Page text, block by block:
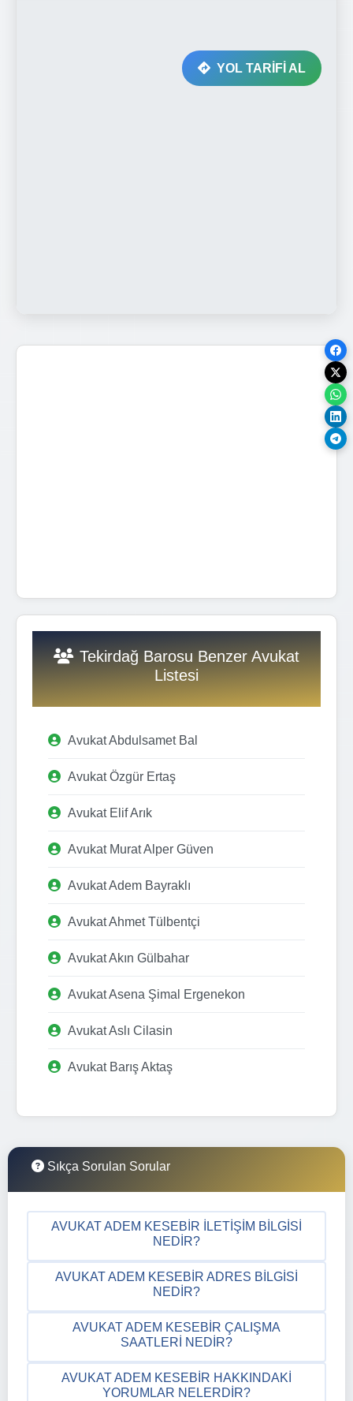
YOL TARİFİ AL
Tekirdağ Barosu Benzer Avukat
Listesi
Avukat Abdulsamet Bal
Avukat Özgür Ertaş
Avukat Elif Arık
Avukat Murat Alper Güven
Avukat Adem Bayraklı
Avukat Ahmet Tülbentçi
Avukat Akın Gülbahar
Avukat Asena Şimal Ergenekon
Avukat Aslı Cilasin
Avukat Barış Aktaş
Sıkça Sorulan Sorular
AVUKAT ADEM KESEBIR İLETIŞIM BILGISI
NEDIR?
AVUKAT ADEM KESEBIR ADRES BILGISI
NEDIR?
AVUKAT ADEM KESEBIR ÇALIŞMA
SAATLERI NEDIR?
AVUKAT ADEM KESEBIR HAKKINDAKI
YORUMLAR NELERDIR?